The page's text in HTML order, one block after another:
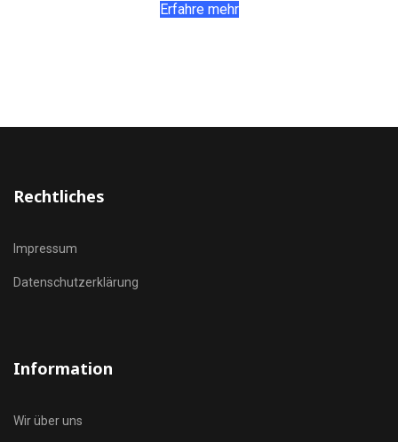
Erfahre mehr
Rechtliches
Impressum
Datenschutzerklärung
Information
Wir über uns